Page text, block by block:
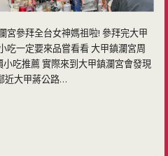
宮參拜全台女神媽祖啦! 參拜完大甲
吃一定要來品嘗看看 大甲鎮瀾宮周
吃推薦 實際來到大甲鎮瀾宮會發現
近大甲蔣公路…